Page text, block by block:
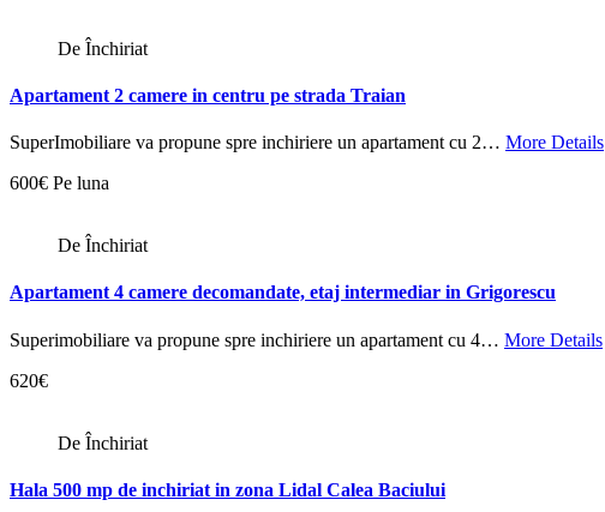
De Închiriat
Apartament 2 camere in centru pe strada Traian
SuperImobiliare va propune spre inchiriere un apartament cu 2… More Details
600€ Pe luna
De Închiriat
Apartament 4 camere decomandate, etaj intermediar in Grigorescu
Superimobiliare va propune spre inchiriere un apartament cu 4… More Details
620€
De Închiriat
Hala 500 mp de inchiriat in zona Lidal Calea Baciului